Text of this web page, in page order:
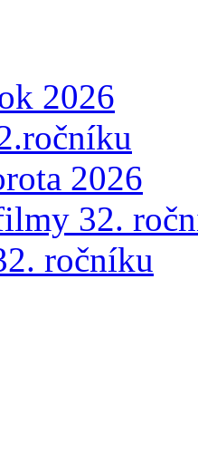
2026
2026
32.
ročníku